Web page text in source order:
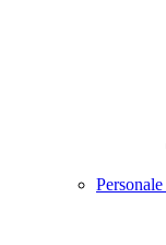
Personale